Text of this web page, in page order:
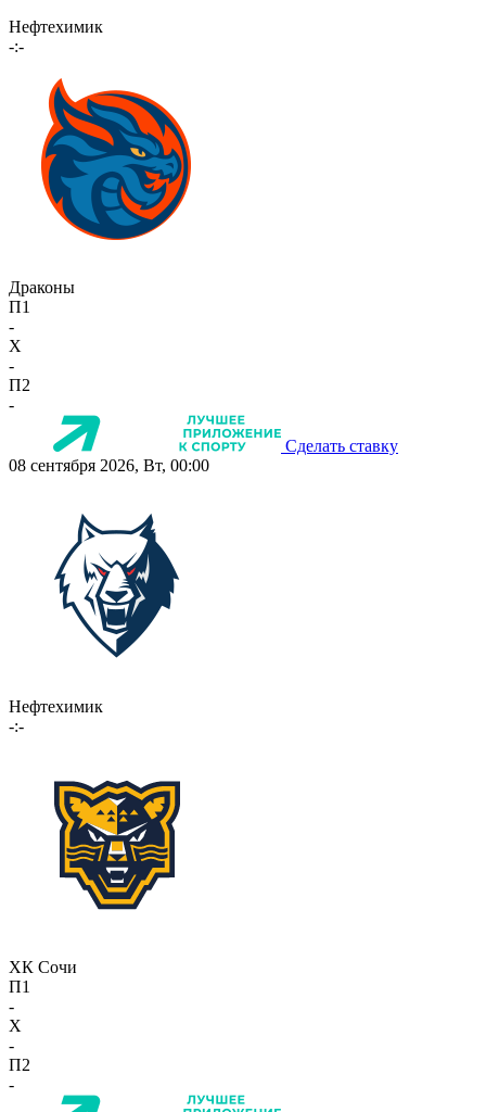
Нефтехимик
-:-
Драконы
П1
-
X
-
П2
-
Сделать ставку
08 сентября 2026, Вт, 00:00
Нефтехимик
-:-
ХК Сочи
П1
-
X
-
П2
-